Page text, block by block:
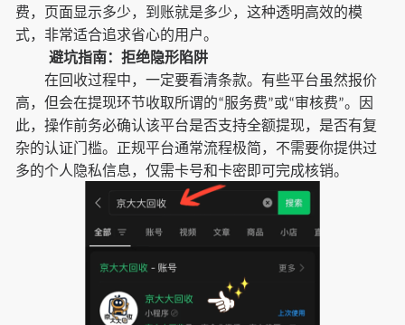
费，页面显示多少，到账就是多少，这种透明高效的模
式，非常适合追求省心的用户。
避坑指南：拒绝隐形陷阱
在回收过程中，一定要看清条款。有些平台虽然报价
高，但会在提现环节收取所谓的“服务费”或“审核费”。因
此，操作前务必确认该平台是否支持全额提现，是否有复
杂的认证门槛。正规平台通常流程极简，不需要你提供过
多的个人隐私信息，仅需卡号和卡密即可完成核销。